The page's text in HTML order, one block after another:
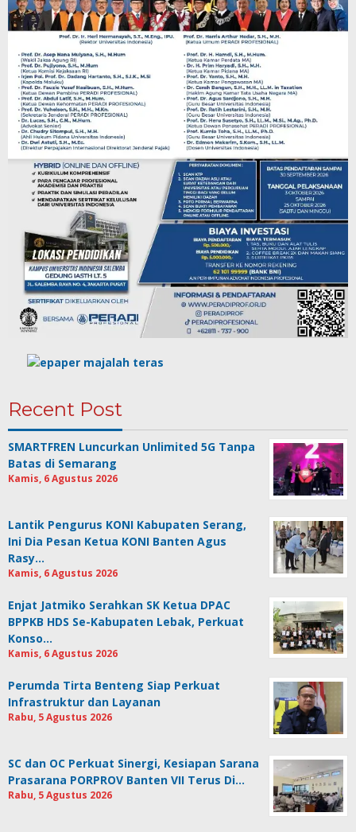
Recent Post
SMARTFREN Luncurkan Unlimited 5G Tanpa
Batas di Semarang
Kamis, 6 Agustus 2026
Lantik Pengurus KONI Kabupaten Serang,
Ini Dia Pesan Ketua KONI Banten Agus
Rasy…
Kamis, 6 Agustus 2026
Enjat Jatmiko Serahkan SK Ketua DPAC
BPPKB HDS Se-Kabupaten Lebak, Perkuat
Konso…
Kamis, 6 Agustus 2026
Perumda Tirta Benteng Siap Perkuat
Infrastruktur dan Layanan
Rabu, 5 Agustus 2026
SC dan OC Perkuat Sinergi, Kesiapan Sarana
Prasarana PORPROV Banten VII Terus Di…
Rabu, 5 Agustus 2026